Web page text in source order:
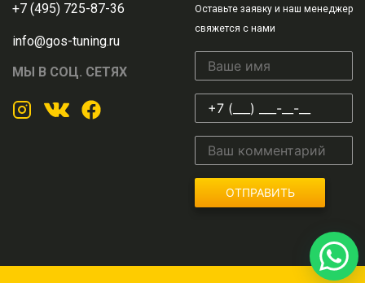
+7 (495) 725-87-36
info@gos-tuning.ru
МЫ В СОЦ. СЕТЯХ
Оставьте заявку и наш менеджер
свяжется с нами
ОТПРАВИТЬ